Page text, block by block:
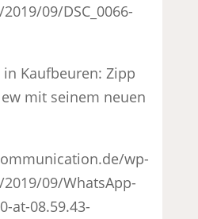
09/DSC_0066-
Kaufbeuren: Zipp
mit seinem neuen
wp-
09/WhatsApp-
at-08.59.43-